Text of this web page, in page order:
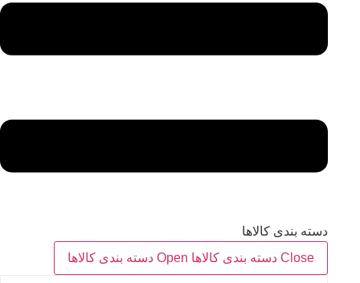
دسته بندی کالاها
Close دسته بندی کالاها
Open دسته بندی کالاها